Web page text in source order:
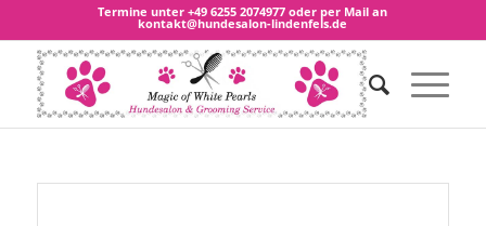
Termine unter+49 6255 2074977 oder per Mail an
kontakt@hundesalon-lindenfels.de